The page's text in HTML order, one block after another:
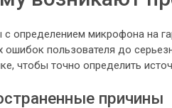
определением микрофона на
ошибок пользователя до
чтобы точно определить
причины